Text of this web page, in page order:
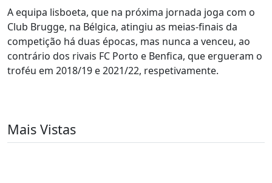
A equipa lisboeta, que na próxima jornada joga com o
Club Brugge, na Bélgica, atingiu as meias-finais da
competição há duas épocas, mas nunca a venceu, ao
contrário dos rivais FC Porto e Benfica, que ergueram o
troféu em 2018/19 e 2021/22, respetivamente.
Mais Vistas